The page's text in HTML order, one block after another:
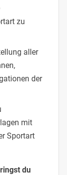
zu
aller
der
mit
Sportart
du